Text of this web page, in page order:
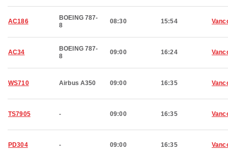
AC186
BOEING 787-
8
08:30 15:54
AC34
BOEING 787-
8
09:00 16:24
WS710 Airbus A350 09:00 16:35
TS7905 - 09:00 16:35
PD304 - 09:00 16:35